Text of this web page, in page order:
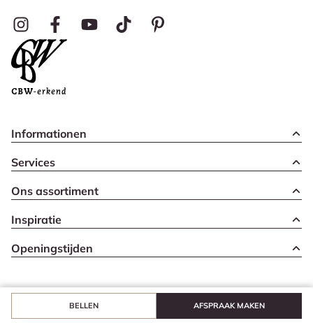
Informationen
Services
Ons assortiment
Inspiratie
Openingstijden
BELLEN AFSPRAAK MAKEN